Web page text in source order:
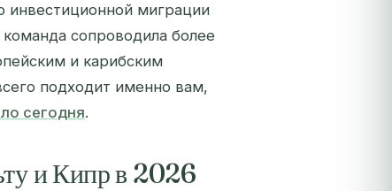
инвестиционной миграции
сопроводила более
и карибским
подходит именно вам,
сегодня.
и Кипр в 2026